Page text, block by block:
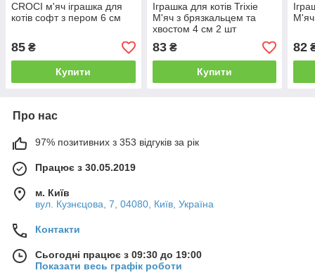
CROCI м'яч іграшка для
котів софт з пером 6 см
85 ₴
Купити
Іграшка для котів Trixie
М'яч з брязкальцем та
хвостом 4 см 2 шт
(пластик)
83₴
Купити
82
Про нас
97% позитивних з 353 відгуків за рік
Працює з 30.05.2019
м. Київ
вул. Кузнєцова, 7, 04080, Київ, Україна
Контакти
Сьогодні працює з 09:30 до 19:00
Показати весь графік роботи